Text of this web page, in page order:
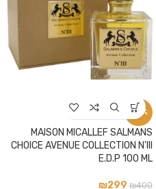
-25%
MAISON MICALLEF SALMANS
CHOICE AVENUE COLLECTION N'III
E.D.P 100 ML
₪400
₪299